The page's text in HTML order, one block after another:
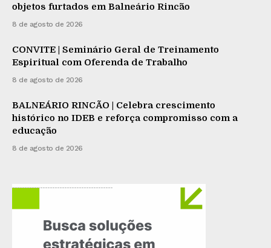
objetos furtados em Balneário Rincão
8 de agosto de 2026
CONVITE | Seminário Geral de Treinamento
Espiritual com Oferenda de Trabalho
8 de agosto de 2026
BALNEÁRIO RINCÃO | Celebra crescimento
histórico no IDEB e reforça compromisso com a
educação
8 de agosto de 2026